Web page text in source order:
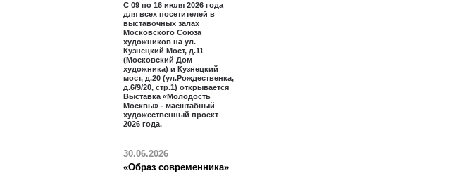
С 09 по 16 июля 2026 года
для всех посетителей в
выставочных залах
Московского Союза
художников на ул.
Кузнецкий Мост, д.11
(Московский Дом
художника) и Кузнецкий
мост, д.20 (ул.Рождественка,
д.6/9/20, стр.1) открывается
Выставка «Молодость
Москвы» - масштабный
художественный проект
2026 года.
30.06.2026
«Образ современника»